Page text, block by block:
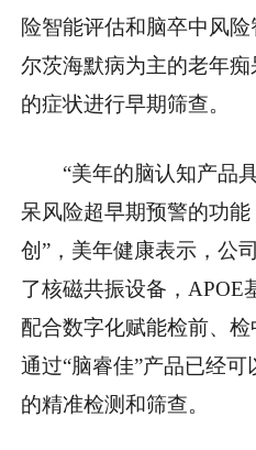
险智能评估和脑卒中风
尔茨海默病为主的老年
的症状进行早期筛查。
“美年的脑认知产品
呆风险超早期预警的功
创”，美年健康表示，公
了核磁共振设备，APOE
配合数字化赋能检前、检
通过“脑睿佳”产品已经
的精准检测和筛查。